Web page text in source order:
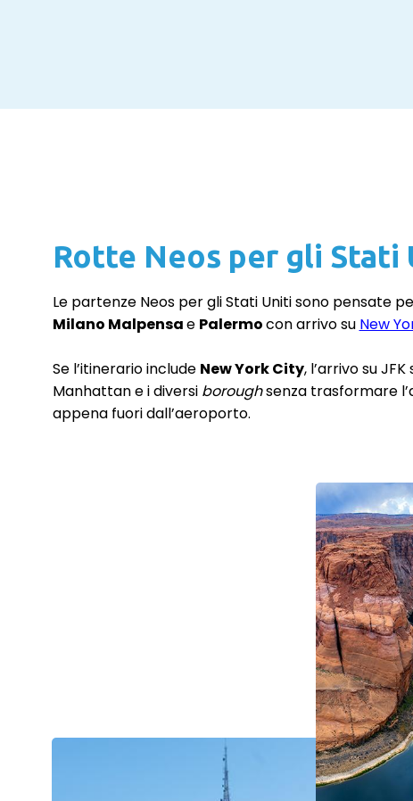
Rotte Neos per gli
Le partenze Neos per gli Stati Uniti sono pensate
Milano Malpensae Palermocon arrivo su New
Se l’itinerario include New York City, l’arrivo su
Manhattan e i diversi boroughsenza trasformare
appena fuori dall’aeroporto.